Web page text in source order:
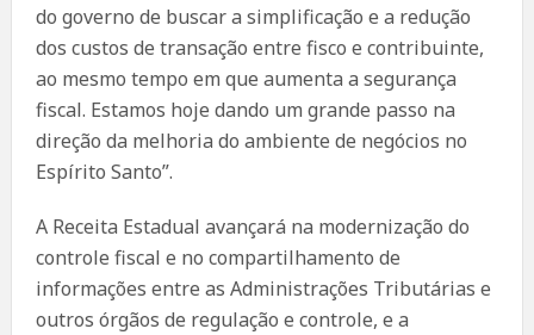
do governo de buscar a simplificação e a redução
dos custos de transação entre fisco e contribuinte,
ao mesmo tempo em que aumenta a segurança
fiscal. Estamos hoje dando um grande passo na
direção da melhoria do ambiente de negócios no
Espírito Santo”.
A Receita Estadual avançará na modernização do
controle fiscal e no compartilhamento de
informações entre as Administrações Tributárias e
outros órgãos de regulação e controle, e a